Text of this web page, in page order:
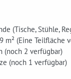
(Tische, Stühle,
m² (Eine
(noch 2 verfügbar)
(noch 1 verfügbar)